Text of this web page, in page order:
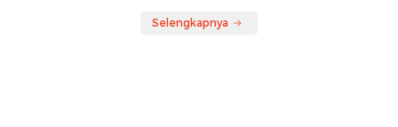
Selengkapnya